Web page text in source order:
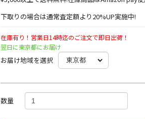
下取りの場合は通常査定額より20%UP実施中!
在庫有り！営業日14時迄のご注文で即日出荷！
翌日に東京都にお届け
お届け地域を選択
数量